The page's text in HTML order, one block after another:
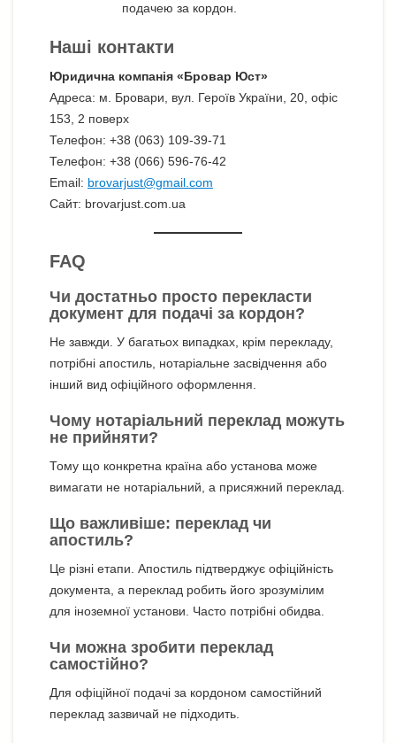
подачею за кордон.
Наші контакти
Юридична компанія «Бровар Юст»
Адреса: м. Бровари, вул. Героїв України, 20, офіс
153, 2 поверх
Телефон: +38 (063) 109-39-71
Телефон: +38 (066) 596-76-42
Email: brovarjust@gmail.com
Сайт: brovarjust.com.ua
FAQ
Чи достатньо просто перекласти
документ для подачі за кордон?
Не завжди. У багатьох випадках, крім перекладу,
потрібні апостиль, нотаріальне засвідчення або
інший вид офіційного оформлення.
Чому нотаріальний переклад можуть
не прийняти?
Тому що конкретна країна або установа може
вимагати не нотаріальний, а присяжний переклад.
Що важливіше: переклад чи
апостиль?
Це різні етапи. Апостиль підтверджує офіційність
документа, а переклад робить його зрозумілим
для іноземної установи. Часто потрібні обидва.
Чи можна зробити переклад
самостійно?
Для офіційної подачі за кордоном самостійний
переклад зазвичай не підходить.